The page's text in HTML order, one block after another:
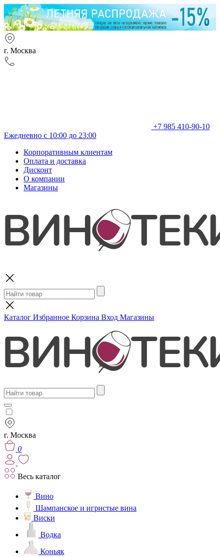
г. Москва
+7 985 410-90-10
Ежедневно с 10:00 до 23:00
Корпоративным клиентам
Оплата и доставка
Дисконт
О компании
Магазины
Каталог Избранное Корзина Вход Магазины
г. Москва
0
Весь каталог
Вино
Шампанское и игристые вина
Виски
Водка
Коньяк